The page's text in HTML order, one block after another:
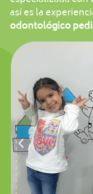
así es la
odontológico